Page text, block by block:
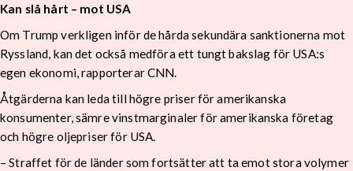
Kan slå hårt – mot USA
Om Trump verkligen inför de hårda sekundära sanktionerna mot
Ryssland, kan det också medföra ett tungt bakslag för USA:s
egen ekonomi, rapporterar CNN.
Åtgärderna kan leda till högre priser för amerikanska
konsumenter, sämre vinstmarginaler för amerikanska företag
och högre oljepriser för USA.
– Straffet för de länder som fortsätter att ta emot stora volymer